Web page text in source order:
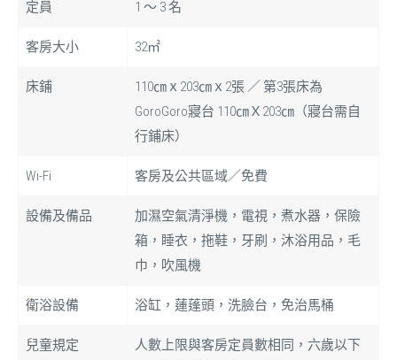
定員 1 ～ 3 名
客房大小 32㎡
床鋪
110㎝ｘ203㎝ｘ2張 ／ 第3張床為
GoroGoro寢台 110㎝Ｘ203㎝（寢台需自
行鋪床）
Wi-Fi 客房及公共區域／免費
設備及備品
加濕空氣清淨機，電視，煮水器，保險
箱，睡衣，拖鞋，牙刷，沐浴用品，毛
巾，吹風機
衛浴設備 浴缸，蓮蓬頭，洗臉台，免治馬桶
兒童規定
人數上限與客房定員數相同，六歲以下